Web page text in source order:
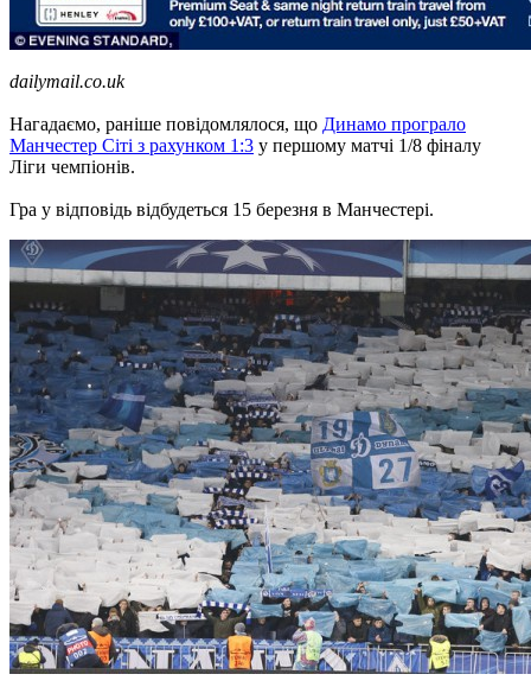
dailymail.co.uk
Нагадаємо, раніше повідомлялося, що Динамо програло
Манчестер Сіті з рахунком 1:3 у першому матчі 1/8 фіналу
Ліги чемпіонів.
Гра у відповідь відбудеться 15 березня в Манчестері.